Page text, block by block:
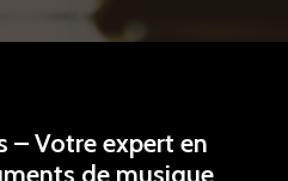
– Votre expert en
de musique